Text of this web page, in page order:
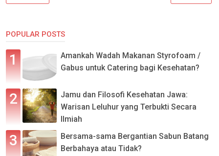
POPULAR POSTS
Amankah Wadah Makanan Styrofoam /
Gabus untuk Catering bagi Kesehatan?
Jamu dan Filosofi Kesehatan Jawa:
Warisan Leluhur yang Terbukti Secara
Ilmiah
Bersama-sama Bergantian Sabun Batang
Berbahaya atau Tidak?